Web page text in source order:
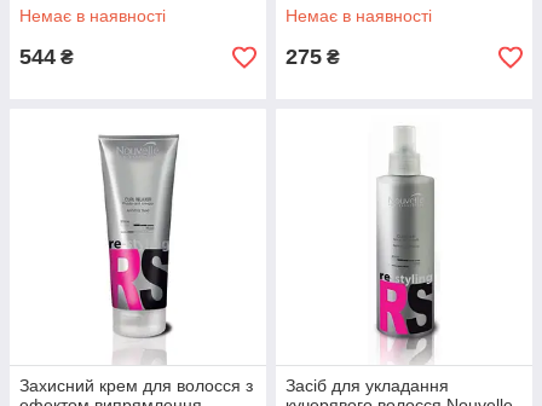
Немає в наявності
544 ₴
Немає в наявності
275 ₴
Захисний крем для волосся з
Засіб для укладання